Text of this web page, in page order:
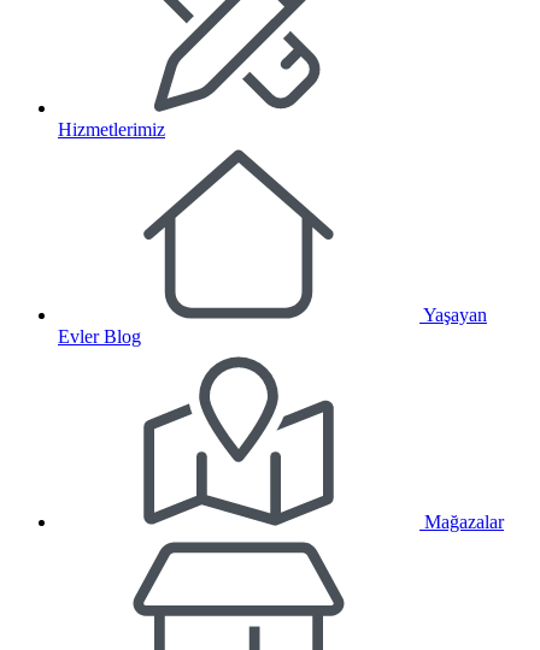
Hizmetlerimiz
Yaşayan
Evler Blog
Mağazalar